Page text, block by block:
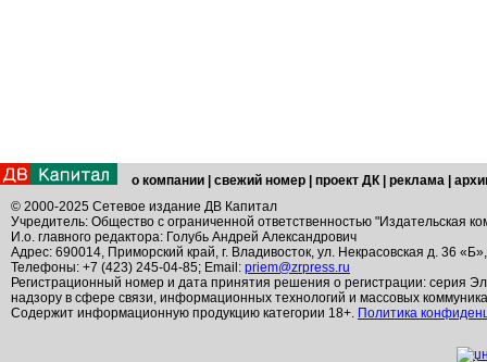
о компании свежий номер проект ДК реклама
© 2000-2025 Сетевое издание ДВ Капитал
Учредитель: Общество с ограниченной ответственностью "Издательская
И.о. главного редактора: Голубь Андрей Александрович
Адрес: 690014, Приморский край, г. Владивосток, ул. Некрасовская д. 36
Телефоны: +7 (423) 245-04-85; Email: priem@zrpress.ru
Регистрационный номер и дата принятия решения о регистрации: серия
надзору в сфере связи, информационных технологий и массовых
Содержит информационную продукцию категории 18+. Политика